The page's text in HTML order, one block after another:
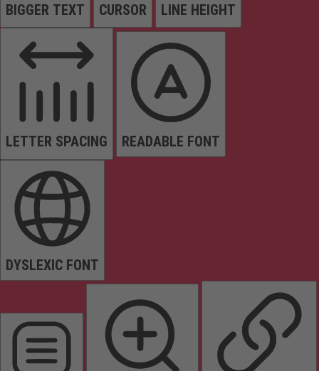
BIGGER TEXT CURSOR LINE HEIGHT
LETTER SPACING READABLE FONT
DYSLEXIC FONT